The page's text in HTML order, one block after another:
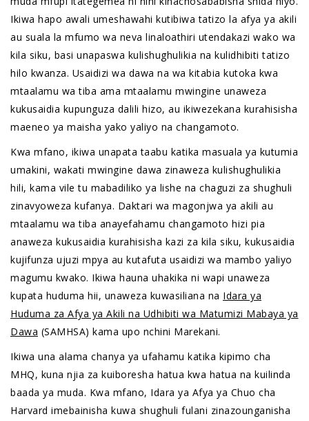
Ikiwa hapo awali umeshawahi kutibiwa tatizo la afya ya akili
au suala la mfumo wa neva linaloathiri utendakazi wako wa
kila siku, basi unapaswa kulishughulikia na kulidhibiti tatizo
hilo kwanza. Usaidizi wa dawa na wa kitabia kutoka kwa
mtaalamu wa tiba ama mtaalamu mwingine unaweza
kukusaidia kupunguza dalili hizo, au ikiwezekana kurahisisha
maeneo ya maisha yako yaliyo na changamoto.
Kwa mfano, ikiwa unapata taabu katika masuala ya kutumia
umakini, wakati mwingine dawa zinaweza kulishughulikia
hili, kama vile tu mabadiliko ya lishe na chaguzi za shughuli
zinavyoweza kufanya. Daktari wa magonjwa ya akili au
mtaalamu wa tiba anayefahamu changamoto hizi pia
anaweza kukusaidia kurahisisha kazi za kila siku, kukusaidia
kujifunza ujuzi mpya au kutafuta usaidizi wa mambo yaliyo
magumu kwako. Ikiwa hauna uhakika ni wapi unaweza
kupata huduma hii, unaweza kuwasiliana na Idara ya
Huduma za Afya ya Akili na Udhibiti wa Matumizi Mabaya ya
Dawa (SAMHSA) kama upo nchini Marekani.
Ikiwa una alama chanya ya ufahamu katika kipimo cha
MHQ, kuna njia za kuiboresha hatua kwa hatua na kuilinda
baada ya muda. Kwa mfano, Idara ya Afya ya Chuo cha
Harvard imebainisha kuwa shughuli fulani zinazounganisha